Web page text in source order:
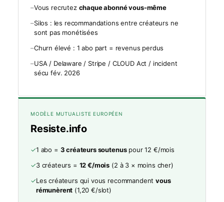
–Vous recrutez chaque abonné vous-même
–Silos : les recommandations entre créateurs ne
sont pas monétisées
–Churn élevé : 1 abo part = revenus perdus
–USA / Delaware / Stripe / CLOUD Act / incident
sécu fév. 2026
MODÈLE MUTUALISTE EUROPÉEN
Resiste.info
✓1 abo = 3 créateurs soutenuspour 12 €/mois
✓3 créateurs = 12 €/mois (2 à 3 × moins cher)
✓Les créateurs qui vous recommandentvous
rémunèrent (1,20 €/slot)